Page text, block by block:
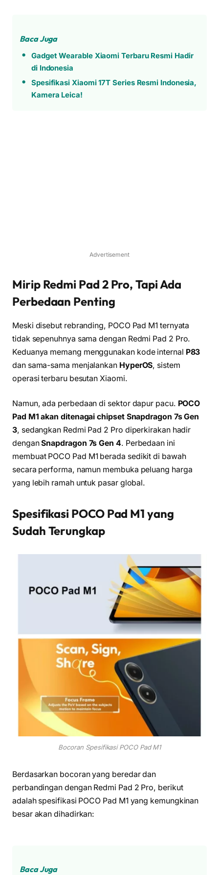
Baca Juga
Gadget Wearable Xiaomi Terbaru Resmi Hadir
di Indonesia
Spesifikasi Xiaomi 17T Series Resmi Indonesia,
Kamera Leica!
Advertisement
Mirip Redmi Pad 2 Pro, Tapi Ada
Perbedaan Penting
Meski disebut rebranding, POCO Pad M1 ternyata
tidak sepenuhnya sama dengan Redmi Pad 2 Pro.
Keduanya memang menggunakan kode internal P83
dan sama-sama menjalankan HyperOS, sistem
operasi terbaru besutan Xiaomi.
Namun, ada perbedaan di sektor dapur pacu. POCO
Pad M1 akan ditenagai chipset Snapdragon 7s Gen
3, sedangkan Redmi Pad 2 Pro diperkirakan hadir
denganSnapdragon 7s Gen 4. Perbedaan ini
membuat POCO Pad M1 berada sedikit di bawah
secara performa, namun membuka peluang harga
yang lebih ramah untuk pasar global.
Spesifikasi POCO Pad M1 yang
Sudah Terungkap
Bocoran Spesifikasi POCO Pad M1
Berdasarkan bocoran yang beredar dan
perbandingan dengan Redmi Pad 2 Pro, berikut
adalah spesifikasi POCO Pad M1 yang kemungkinan
besar akan dihadirkan:
Baca Juga